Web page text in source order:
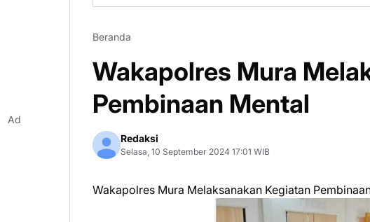
Beranda
Wakapolres Mura
Pembinaan Mental
Redaksi
Selasa, 10 September 2024 17:01 WIB
Wakapolres Mura Melaksanakan Kegiatan
Ad